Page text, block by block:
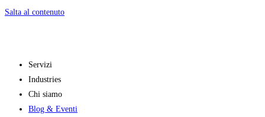
Salta al contenuto
Servizi
Industries
Chi siamo
Blog & Eventi